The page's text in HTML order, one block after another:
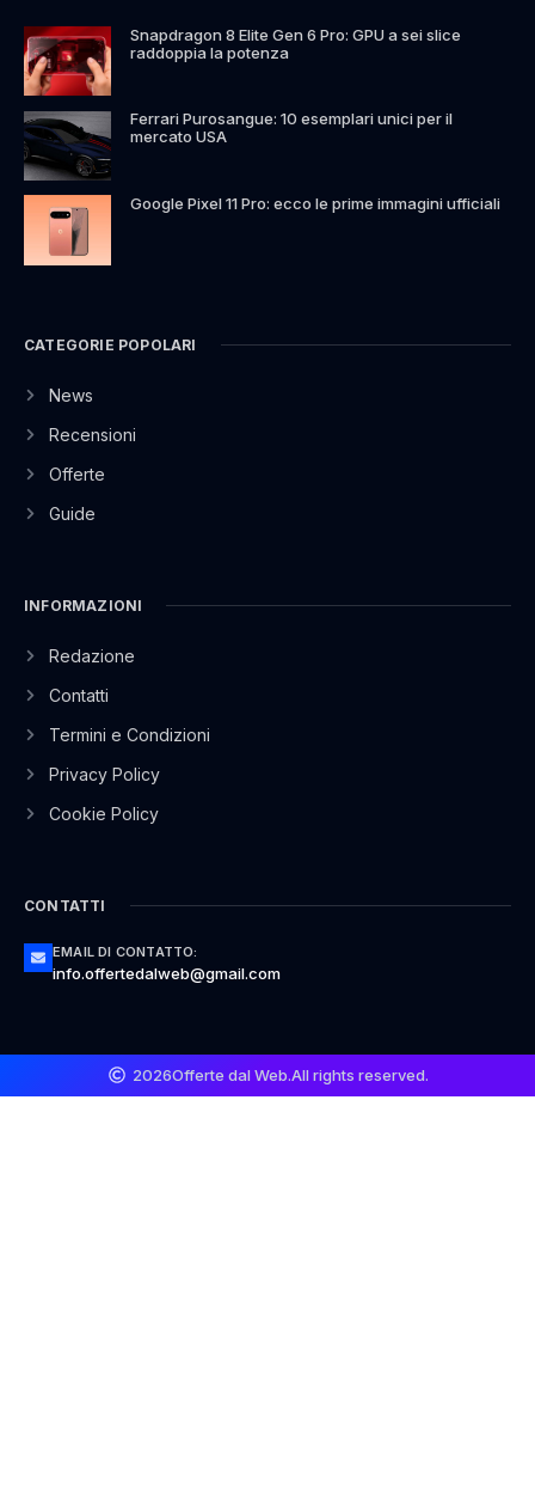
Snapdragon 8 Elite Gen 6 Pro: GPU a sei slice
raddoppia la potenza
Ferrari Purosangue: 10 esemplari unici per il
mercato USA
Google Pixel 11 Pro: ecco le prime immagini ufficiali
CATEGORIE POPOLARI
News
Recensioni
Offerte
Guide
INFORMAZIONI
Redazione
Contatti
Termini e Condizioni
Privacy Policy
Cookie Policy
CONTATTI
EMAIL DI CONTATTO:
info.offertedalweb@gmail.com
2026Offerte dal Web.All rights reserved.